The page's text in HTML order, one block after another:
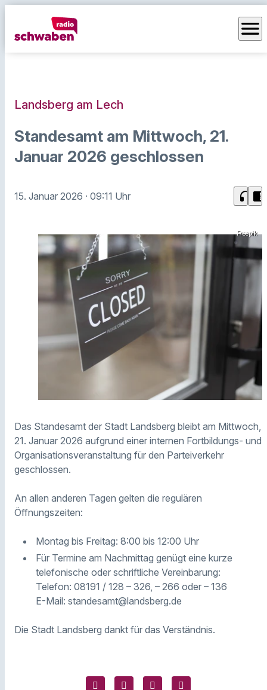
menu
Landsberg am Lech
Standesamt am Mittwoch, 21.
Januar 2026 geschlossen
15. Januar 2026 · 09:11 Uhr headphones chrome_reader_mode
Freepik
Das Standesamt der Stadt Landsberg bleibt am Mittwoch,
21. Januar 2026 aufgrund einer internen Fortbildungs- und
Organisationsveranstaltung für den Parteiverkehr
geschlossen.
An allen anderen Tagen gelten die regulären
Öffnungszeiten:
Montag bis Freitag: 8:00 bis 12:00 Uhr
Für Termine am Nachmittag genügt eine kurze
telefonische oder schriftliche Vereinbarung:
Telefon: 08191 / 128 – 326, – 266 oder – 136
E-Mail: standesamt@landsberg.de
Die Stadt Landsberg dankt für das Verständnis.